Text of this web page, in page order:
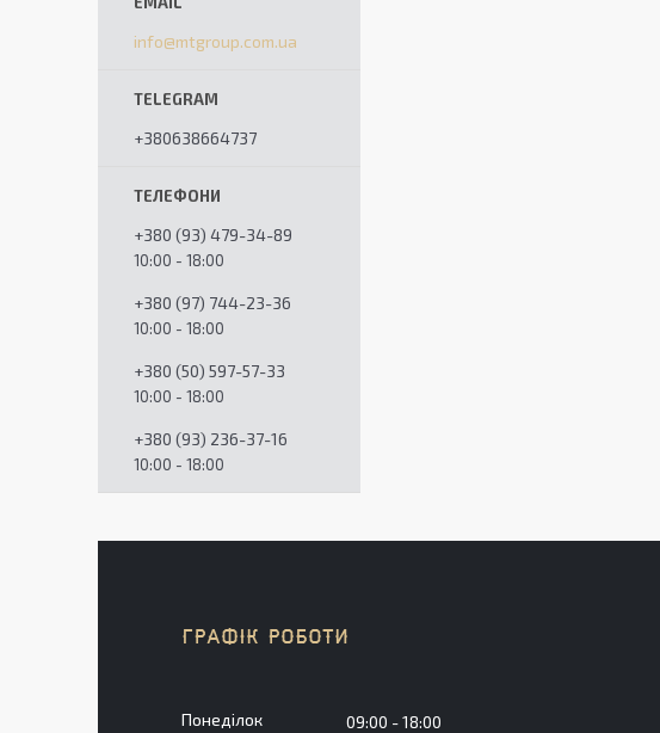
info@mtgroup.com.ua
+380638664737
+380 (93) 479-34-89
10:00 - 18:00
+380 (97) 744-23-36
10:00 - 18:00
+380 (50) 597-57-33
10:00 - 18:00
+380 (93) 236-37-16
10:00 - 18:00
ГРАФІК РОБОТИ
Понеділок 09:00 18:00